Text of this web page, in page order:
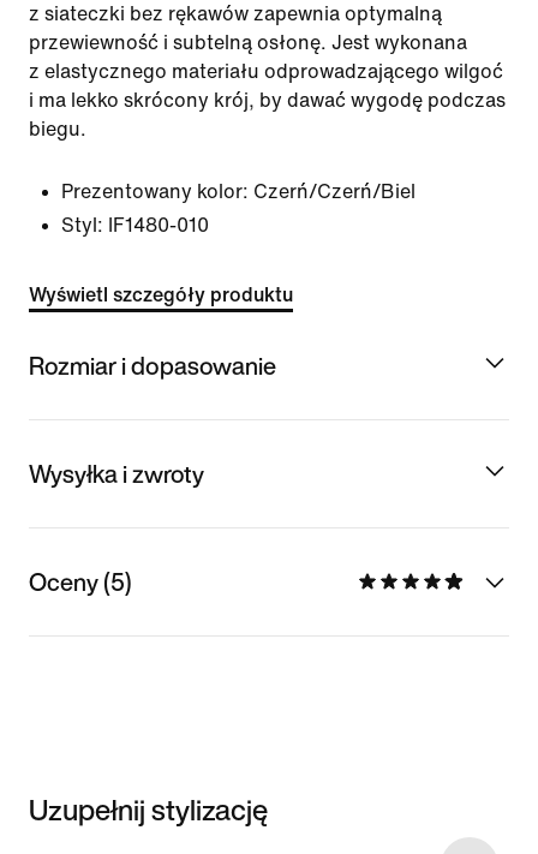
z siateczki bez rękawów zapewnia optymalną
przewiewność i subtelną osłonę. Jest wykonana
z elastycznego materiału odprowadzającego wilgoć
i ma lekko skrócony krój, by dawać wygodę podczas
biegu.
Prezentowany kolor: Czerń/Czerń/Biel
Styl:
IF1480-010
Wyświetl szczegóły produktu
Rozmiar i dopasowanie
Wysyłka i zwroty
Oceny (5)
Uzupełnij stylizację